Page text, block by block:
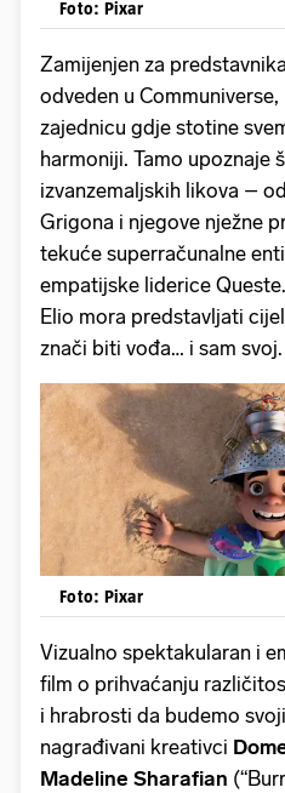
Foto: Pixar
Zamijenjen za
odveden u
zajednicu gdje stotine
harmoniji. Tamo upoznaje
izvanzemaljskih likova –
Grigona i njegove nježne
tekuće superračunalne
empatijske liderice
Elio mora predstavljati
znači biti vođa… i sam svoj.
Foto: Pixar
Vizualno spektakularan i
film o prihvaćanju
i hrabrosti da budemo
nagrađivani kreativci
Madeline Sharafian